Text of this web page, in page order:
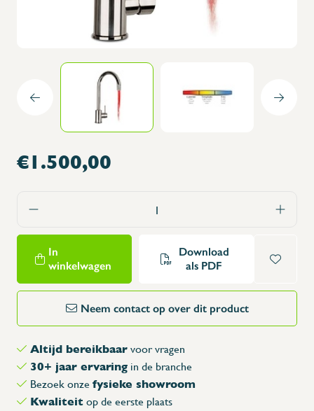
€1.500,00
In
winkelwagen
Download
als PDF
Neem contact op over dit product
Altijd bereikbaar voor vragen
30+ jaar ervaring in de branche
Bezoek onze fysieke showroom
Kwaliteit op de eerste plaats